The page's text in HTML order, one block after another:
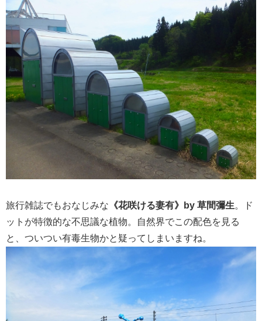
旅行雑誌でもおなじみな 《花咲ける妻有》by 草間彌生。ド
ットが特徴的な不思議な植物。自然界でこの配色を見る
と、ついつい有毒生物かと疑ってしまいますね。